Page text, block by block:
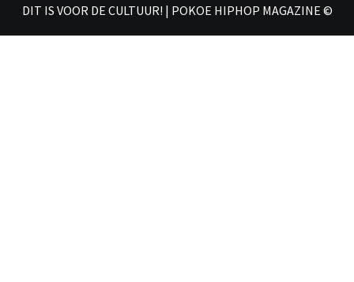
DIT IS VOOR DE CULTUUR! | POKOE HIPHOP MAGAZINE ©